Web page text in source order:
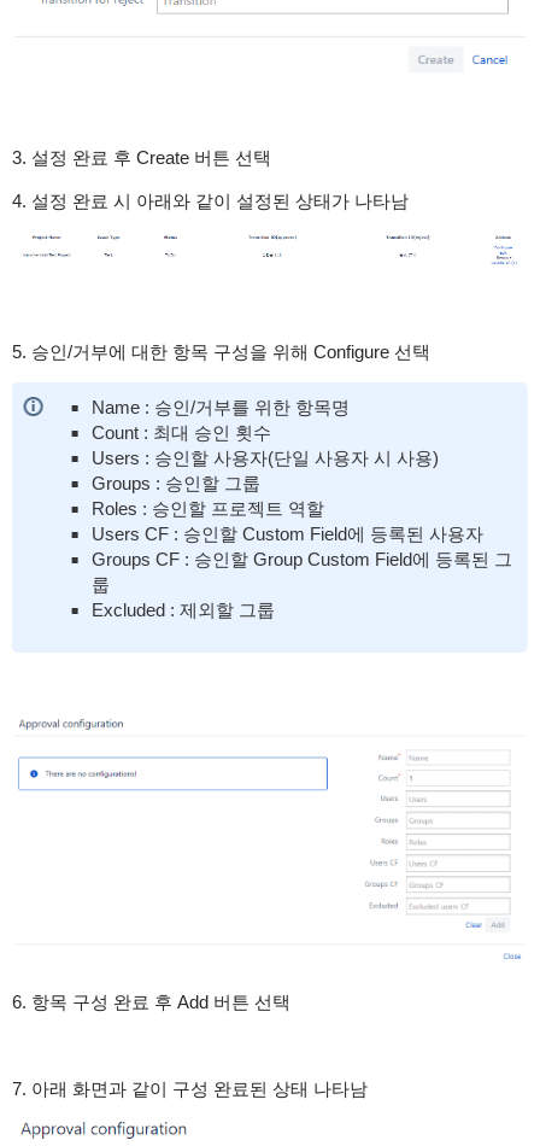
3. 설정 완료 후 Create 버튼 선택
4. 설정 완료 시 아래와 같이 설정된 상태가 나타남
5. 승인/거부에 대한 항목 구성을 위해 Configure 선택
Name : 승인/거부를 위한 항목명
Count : 최대 승인 횟수
Users : 승인할 사용자(단일 사용자 시 사용)
Groups : 승인할 그룹
Roles : 승인할 프로젝트 역할
Users CF : 승인할 Custom Field에 등록된 사용자
Groups CF : 승인할 Group Custom Field에 등록된 그
룹
Excluded : 제외할 그룹
6. 항목 구성 완료 후 Add 버튼 선택
7. 아래 화면과 같이 구성 완료된 상태 나타남